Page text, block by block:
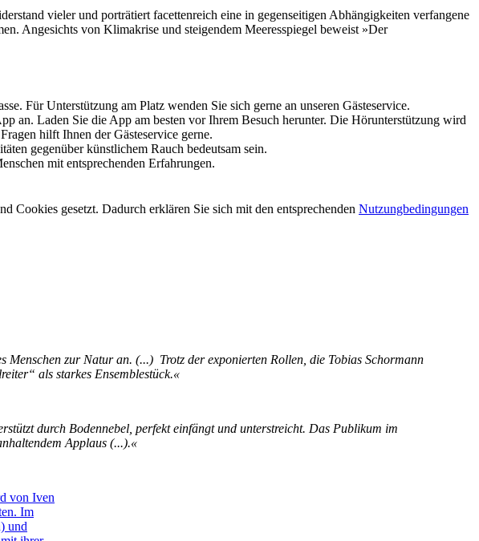
vieler und porträtiert facettenreich eine in gegenseitigen Abhängigkeiten verfangene
Angesichts von Klimakrise und steigendem Meeresspiegel beweist »Der
Für Unterstützung am Platz wenden Sie sich gerne an unseren Gästeservice.
an. Laden Sie die App am besten vor Ihrem Besuch herunter. Die Hörunterstützung wird
hilft Ihnen der Gästeservice gerne.
gegenüber künstlichem Rauch bedeutsam sein.
mit entsprechenden Erfahrungen.
gesetzt. Dadurch erklären Sie sich mit den entsprechenden Nutzungbedingungen
Menschen zur Natur an. (...) Trotz der exponierten Rollen, die Tobias Schormann
als starkes Ensemblestück.«
durch Bodennebel, perfekt einfängt und unterstreicht. Das Publikum im
Applaus (...).«